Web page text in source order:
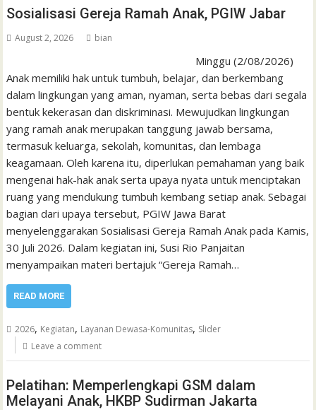
Sosialisasi Gereja Ramah Anak, PGIW Jabar
August 2, 2026 bian
Minggu (2/08/2026)
Anak memiliki hak untuk tumbuh, belajar, dan berkembang
dalam lingkungan yang aman, nyaman, serta bebas dari segala
bentuk kekerasan dan diskriminasi. Mewujudkan lingkungan
yang ramah anak merupakan tanggung jawab bersama,
termasuk keluarga, sekolah, komunitas, dan lembaga
keagamaan. Oleh karena itu, diperlukan pemahaman yang baik
mengenai hak-hak anak serta upaya nyata untuk menciptakan
ruang yang mendukung tumbuh kembang setiap anak. Sebagai
bagian dari upaya tersebut, PGIW Jawa Barat
menyelenggarakan Sosialisasi Gereja Ramah Anak pada Kamis,
30 Juli 2026. Dalam kegiatan ini, Susi Rio Panjaitan
menyampaikan materi bertajuk “Gereja Ramah…
READ MORE
2026, Kegiatan, Layanan Dewasa-Komunitas, Slider
Leave a comment
Pelatihan: Memperlengkapi GSM dalam
Melayani Anak, HKBP Sudirman Jakarta